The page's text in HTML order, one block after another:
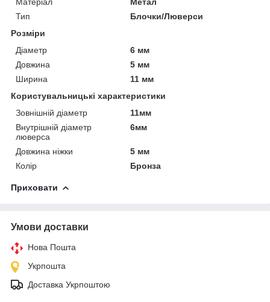
Тип
Блочки/Люверси
Розміри
Діаметр
6 мм
Довжина
5 мм
Ширина
11 мм
Користувальницькі характеристики
Зовнішній діаметр
11мм
Внутрішній діаметр
люверса
6мм
Довжина ніжки
5 мм
Колір
Бронза
Приховати
Умови доставки
Нова Пошта
Укрпошта
Доставка Укрпоштою